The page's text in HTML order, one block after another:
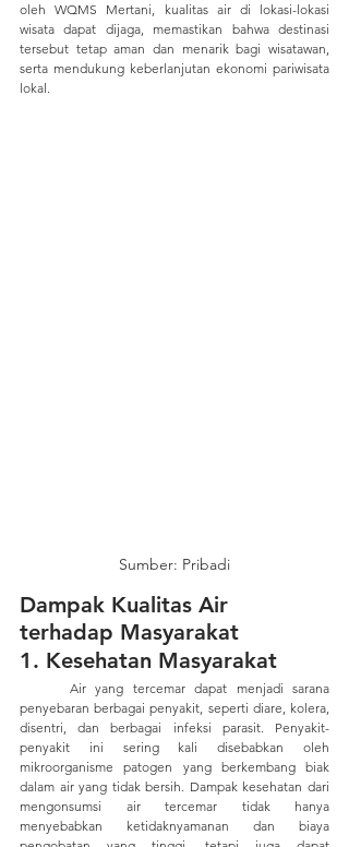
oleh WQMS Mertani, kualitas air di lokasi-lokasi
wisata dapat dijaga, memastikan bahwa destinasi
tersebut tetap aman dan menarik bagi wisatawan,
serta mendukung keberlanjutan ekonomi pariwisata
lokal.
Sumber: Pribadi
Dampak Kualitas Air
terhadap Masyarakat
1. Kesehatan Masyarakat
penyebaran berbagai penyakit, seperti diare, kolera,
disentri, dan berbagai infeksi parasit. Penyakit-
penyakit ini sering kali disebabkan oleh
mikroorganisme patogen yang berkembang biak
dalam air yang tidak bersih. Dampak kesehatan dari
mengonsumsi air tercemar tidak hanya
menyebabkan ketidaknyamanan dan biaya